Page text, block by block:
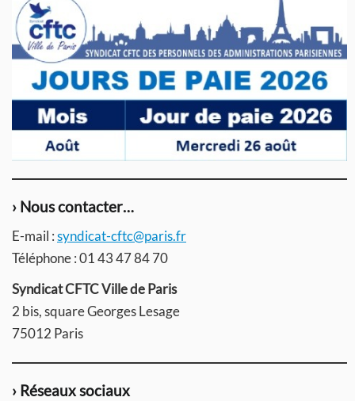
› Nous contacter…
E-mail :syndicat-cftc@paris.fr
Téléphone : 01 43 47 84 70
Syndicat CFTC Ville de Paris
2 bis, square Georges Lesage
75012 Paris
› Réseaux sociaux